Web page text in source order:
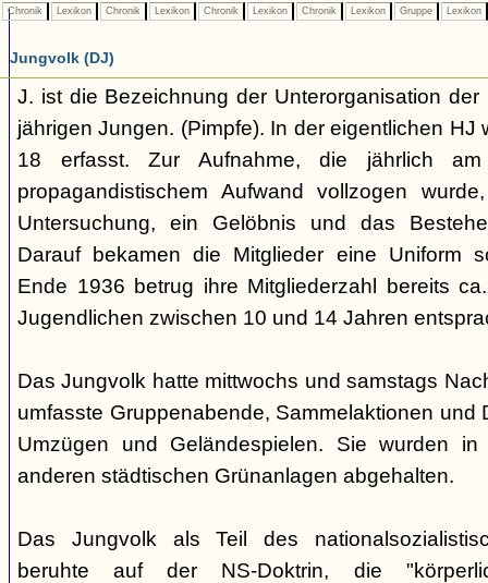
Chronik Lexikon Chronik Lexikon Chronik Lexikon Chronik Lexikon Gruppe Lexikon
Jungvolk (DJ)
J. ist die Bezeichnung der Unterorganisation
jährigen Jungen. (Pimpfe). In der eigentlichen HJ
18 erfasst. Zur Aufnahme, die jährlich
propagandistischem Aufwand vollzogen
Untersuchung, ein Gelöbnis und das
Darauf bekamen die Mitglieder eine Uniform
Ende 1936 betrug ihre Mitgliederzahl bereits
Jugendlichen zwischen 10 und 14 Jahren
Das Jungvolk hatte mittwochs und samstags
umfasste Gruppenabende, Sammelaktionen und
Umzügen und Geländespielen. Sie wurden
anderen städtischen Grünanlagen abgehalten.
Das Jungvolk als Teil des
beruhte auf der NS-Doktrin, die